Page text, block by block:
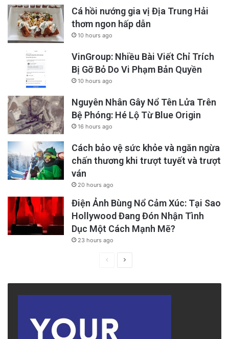
Cá hồi nướng gia vị Địa Trung Hải
thơm ngon hấp dẫn
10 hours ago
VinGroup: Nhiều Bài Viết Chỉ Trích
Bị Gỡ Bỏ Do Vi Phạm Bản Quyền
10 hours ago
Nguyên Nhân Gây Nổ Tên Lửa Trên
Bệ Phóng: Hé Lộ Từ Blue Origin
16 hours ago
Cách bảo vệ sức khỏe và ngăn ngừa
chấn thương khi trượt tuyết và trượt
ván
20 hours ago
Điện Ảnh Bùng Nổ Cảm Xúc: Tại Sao
Hollywood Đang Đón Nhận Tình
Dục Một Cách Mạnh Mẽ?
23 hours ago
PreviousNext